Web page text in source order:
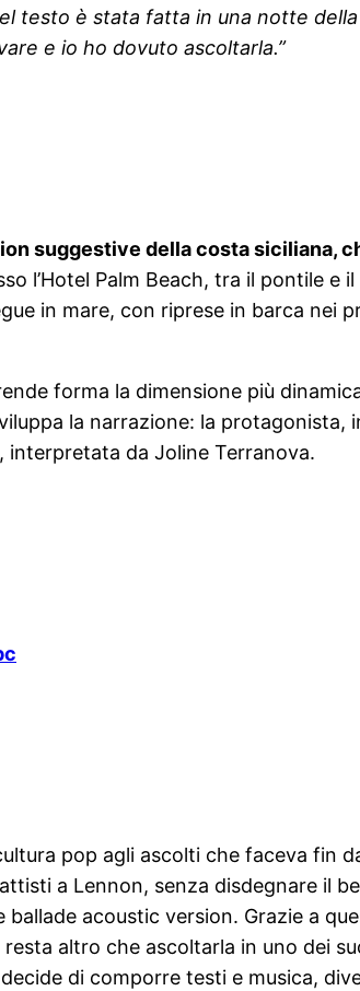
testo è stata fatta in una notte
e io ho dovuto ascoltarla.”
suggestive della costa siciliana,
l’Hotel Palm Beach, tra il pontile
in mare, con riprese in barca nei
forma la dimensione più
la narrazione: la
interpretata da Joline Terranova.
pop agli ascolti che faceva fin
a Lennon, senza disdegnare il
acoustic version. Grazie a
altro che ascoltarla in uno dei
di comporre testi e musica,